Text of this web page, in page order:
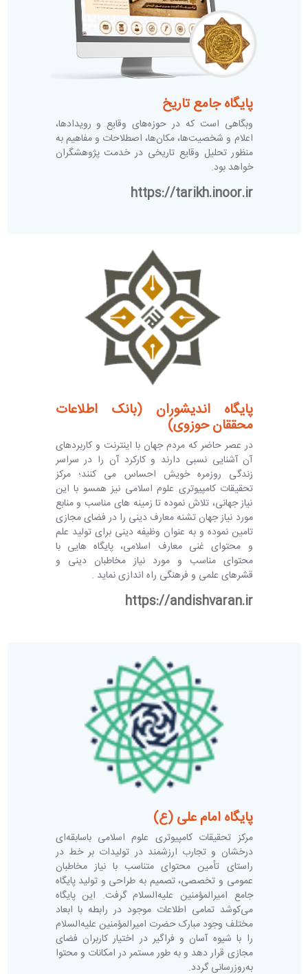
پایگاه جامع تاریخ
وبگاهی است که در حوزه‌های وقایع و رویدادها،
اعلام و شخصیت‌ها، مکان‌ها، اصطلاحات و مفاهیم به
منظور تحلیل وقایع تاریخی در خدمت پژوهشگران
خواهد بود.
https://tarikh.inoor.ir
پایگاه اندیشوران (بانک اطلاعات
محققان حوزوی)
در عصر حاضر که مردم جهان با اینترنت و کاربردهای
آن آشنایی نسبی دارند و کارکرد آن را در سراسر
زندگی روزمره خویش احساس می کنند؛ مرکز
تحقیقات کامپیوتری علوم اسلامی نیز همسو با این
نیاز جهانی، تلاش نموده تا زمینه های مناسب و منابع
مورد نیاز جهان تشنه معارف دینی را در فضای مجازی
تامین نموده و به عنوان وظیفه دینی برای تولید علم
و محتوای غنی معارف اسلامی، پایگاه هایی با
محتوای مناسب و مورد نیاز مخاطبان دینی و
قشرهای علمی و فرهنگی راه اندازی نماید .
https://andishvaran.ir
پایگاه امام علی (ع)
مرکز تحقیقات کامپیوتری علوم اسلامی باسابقه‌ای
درخشان و تجارب ارزشمند در تولیدات بر خط در
راستای تأمین محتوای متناسب با نیاز مخاطبان
عمومی و تخصصی، تصمیم به طراحی و تولید پایگاه
جامع امیرالمؤمنین علیه‌السلام گرفت. این پایگاه
می‌کوشد تمامی اطلاعات موجود در رابطه با ابعاد
مختلف وجود مبارک حضرت امیرالمؤمنین علیه‌السلام
را با شیوه آسان و فراگیر در اختیار کاربران فضای
مجازی قرار دهد و به طور مستمر در امکانات و محتوا
به‌روزرسانی گردد.